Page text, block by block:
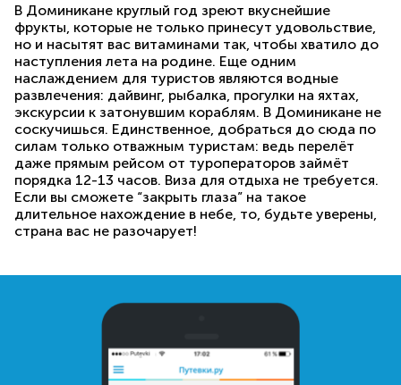
В Доминикане круглый год зреют вкуснейшие
фрукты, которые не только принесут удовольствие,
но и насытят вас витаминами так, чтобы хватило до
наступления лета на родине. Еще одним
наслаждением для туристов являются водные
развлечения: дайвинг, рыбалка, прогулки на яхтах,
экскурсии к затонувшим кораблям. В Доминикане не
соскучишься. Единственное, добраться до сюда по
силам только отважным туристам: ведь перелёт
даже прямым рейсом от туроператоров займёт
порядка 12-13 часов. Виза для отдыха не требуется.
Если вы сможете “закрыть глаза” на такое
длительное нахождение в небе, то, будьте уверены,
страна вас не разочарует!